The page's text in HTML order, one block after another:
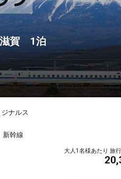
滋賀 1泊
ナルス
新幹線
大人1名様あたり 旅